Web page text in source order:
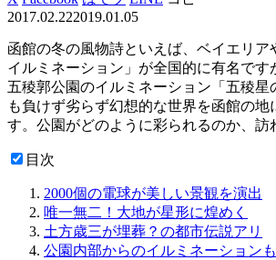
2017.02.222019.01.05
函館の冬の風物詩といえば、ベイエリア
イルミネーション」が全国的に有名です
五稜郭公園のイルミネーション「五稜星
も負けず劣らず幻想的な世界を函館の地
す。公園がどのように彩られるのか、訪
目次
2000個の電球が美しい景観を演出
唯一無二！大地が星形に煌めく
土方歳三が埋葬？の都市伝説アリ
公園内部からのイルミネーション